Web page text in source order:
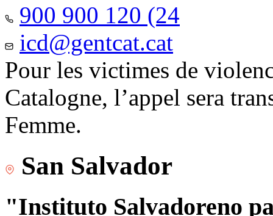
900 900 120 (24
icd@gentcat.cat
Pour les victimes de
Catalogne, l’appel sera
Femme.
San Salvador
"Instituto Salvadoreno